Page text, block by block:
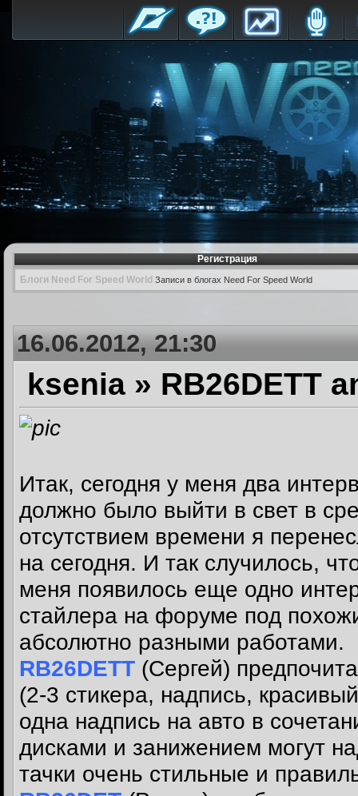
Регистрация
Блоги Need For Speed World Записи в блогах Need For Speed World
16.06.2012, 21:30
ksenia » RB26DETT
Итак, сегодня у меня два
должно было выйти в свет в
отсутствием времени я
на сегодня. И так случилось,
меня появилось еще одно
стайлера на форуме под
абсолютно разными работами.
RB26DETT (Сергей)
(2-3 стикера, надпись,
одна надпись на авто в
дисками и занижением могут
тачки очень стильные и